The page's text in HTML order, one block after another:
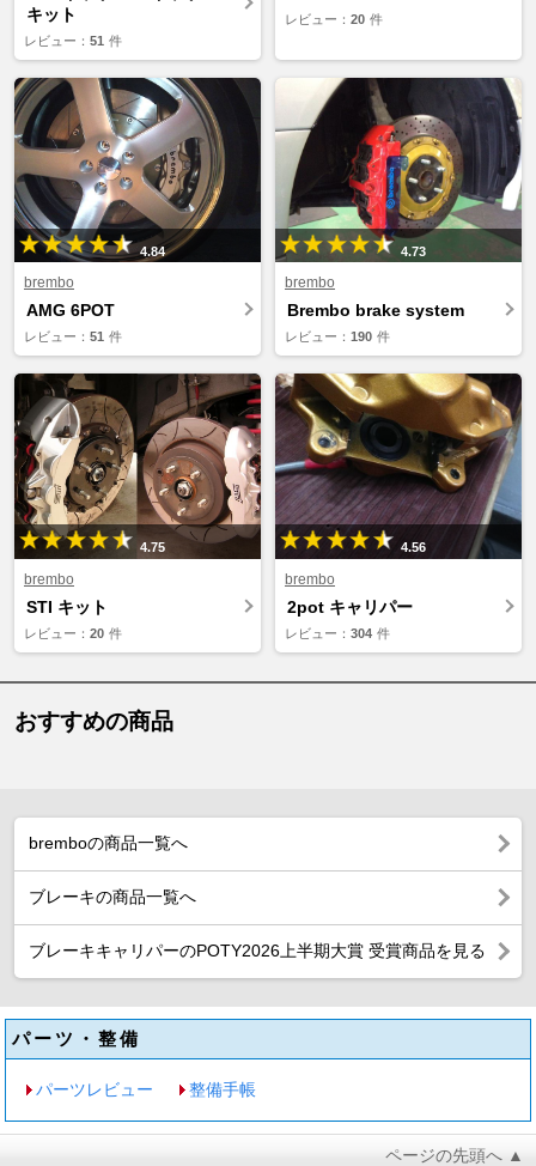
キット
レビュー： 51 件
レビュー： 20 件
4.84
brembo
AMG 6POT
レビュー： 51 件
4.73
brembo
Brembo brake system
レビュー： 190 件
4.75
brembo
STI キット
レビュー： 20 件
4.56
brembo
2pot キャリパー
レビュー： 304 件
おすすめの商品
bremboの商品一覧へ
ブレーキの商品一覧へ
ブレーキキャリパーのPOTY2026上半期大賞 受賞商品を見る
パーツ・整備
パーツレビュー 整備手帳
ページの先頭へ ▲